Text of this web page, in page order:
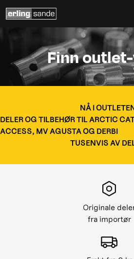
Finn
NÅ I
DELER OG TILBEHØR TIL ARCTIC
ACCESS, MV AGUSTA OG DERBI
TUSENVIS AV
Originale
fra importør